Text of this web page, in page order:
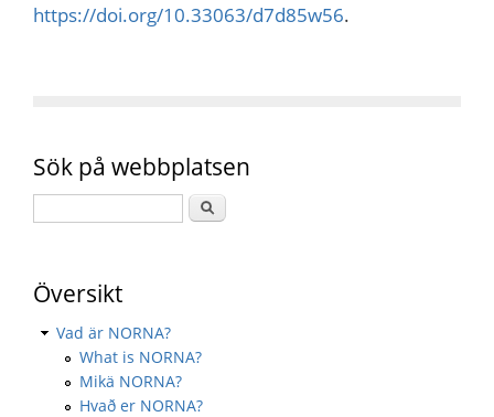
https://doi.org/10.33063/d7d85w56.
Sök på webbplatsen
Översikt
Vad är NORNA?
What is NORNA?
Mikä NORNA?
Hvað er NORNA?